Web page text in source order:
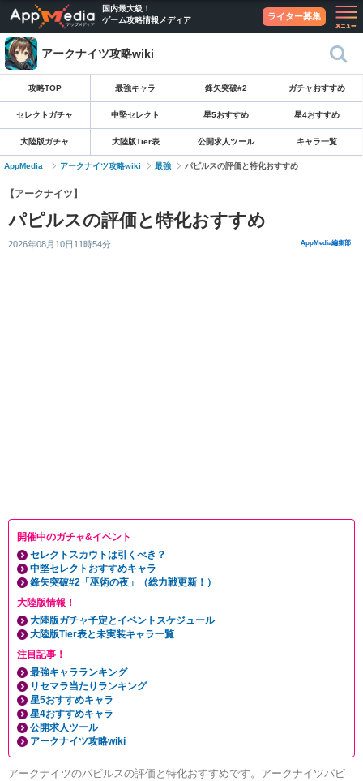
国内最大級！
ゲーム攻略情報メディア
ライター募集
アークナイツ攻略wiki
攻略TOP 最強キャラ 鋒矢突破#2 ガチャおすすめ
セレクトガチャ 中堅セレクト 星5おすすめ 星4おすすめ
大陸版ガチャ 大陸版Tier表 公開求人ツール キャラ一覧
AppMedia アークナイツ攻略wiki 最強 パピルスの評価と特化おすすめ
【アークナイツ】
パピルスの評価と特化おすすめ
2026年08月10日11時54分 AppMedia編集部
開催中のガチャ&イベント
セレクトスカウトは引くべき？
中堅セレクトおすすめキャラ
鋒矢突破#2「巫術の夜」（総力戦更新！）
大陸版情報！
大陸版ガチャ予定とイベントスケジュール
大陸版Tier表と未実装キャラ一覧
注目記事！
最強キャラランキング
リセマラ当たりランキング
星5おすすめキャラ
星4おすすめキャラ
公開求人ツール
アークナイツ攻略wiki
アークナイツのパピルスの評価と特化おすすめです。アークナイツパピ